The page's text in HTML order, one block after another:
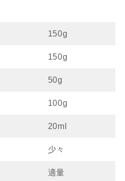
150g
150g
50g
100g
20ml
少々
適量